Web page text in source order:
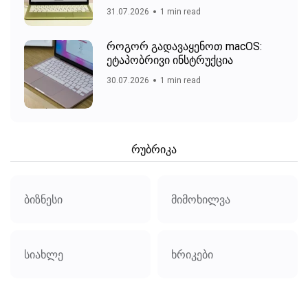
31.07.2026 1 min read
როგორ გადავაყენოთ macOS:
ეტაპობრივი ინსტრუქცია
30.07.2026 1 min read
რუბრიკა
ბიზნესი მიმოხილვა
სიახლე ხრიკები